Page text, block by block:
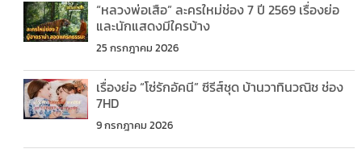
“หลวงพ่อเสือ” ละครใหม่ช่อง 7 ปี 2569 เรื่องย่อ
และนักแสดงมีใครบ้าง
25 กรกฎาคม 2026
เรื่องย่อ “โซ่รักอัคนี” ซีรีส์ชุด บ้านวาทินวณิช ช่อง
7HD
9 กรกฎาคม 2026